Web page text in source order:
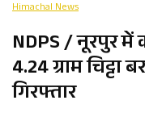
Himachal News
NDPS / नूरपुर में
4.24 ग्राम
गिरफ्तार